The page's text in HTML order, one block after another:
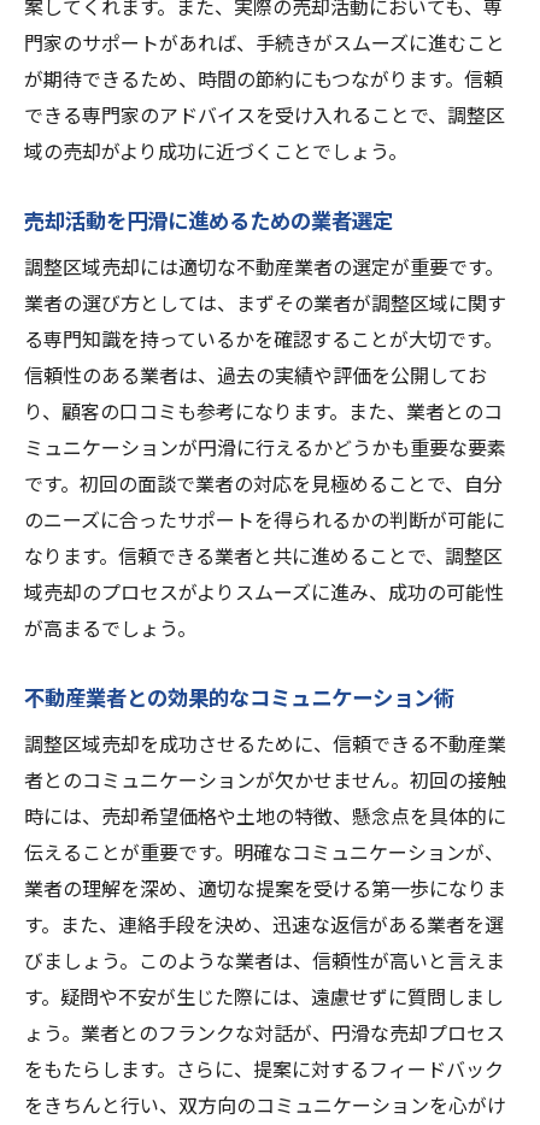
案してくれます。また、実際の売却活動においても、専
門家のサポートがあれば、手続きがスムーズに進むこと
が期待できるため、時間の節約にもつながります。信頼
できる専門家のアドバイスを受け入れることで、調整区
域の売却がより成功に近づくことでしょう。
売却活動を円滑に進めるための業者選定
調整区域売却には適切な不動産業者の選定が重要です。
業者の選び方としては、まずその業者が調整区域に関す
る専門知識を持っているかを確認することが大切です。
信頼性のある業者は、過去の実績や評価を公開してお
り、顧客の口コミも参考になります。また、業者とのコ
ミュニケーションが円滑に行えるかどうかも重要な要素
です。初回の面談で業者の対応を見極めることで、自分
のニーズに合ったサポートを得られるかの判断が可能に
なります。信頼できる業者と共に進めることで、調整区
域売却のプロセスがよりスムーズに進み、成功の可能性
が高まるでしょう。
不動産業者との効果的なコミュニケーション術
調整区域売却を成功させるために、信頼できる不動産業
者とのコミュニケーションが欠かせません。初回の接触
時には、売却希望価格や土地の特徴、懸念点を具体的に
伝えることが重要です。明確なコミュニケーションが、
業者の理解を深め、適切な提案を受ける第一歩になりま
す。また、連絡手段を決め、迅速な返信がある業者を選
びましょう。このような業者は、信頼性が高いと言えま
す。疑問や不安が生じた際には、遠慮せずに質問しまし
ょう。業者とのフランクな対話が、円滑な売却プロセス
をもたらします。さらに、提案に対するフィードバック
をきちんと行い、双方向のコミュニケーションを心がけ